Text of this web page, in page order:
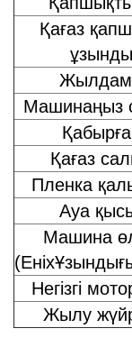
Қағаз
Машинаңыз
Қабырға
Қағаз
Пленка
Ауа
Машина
Негізгі
Жылу